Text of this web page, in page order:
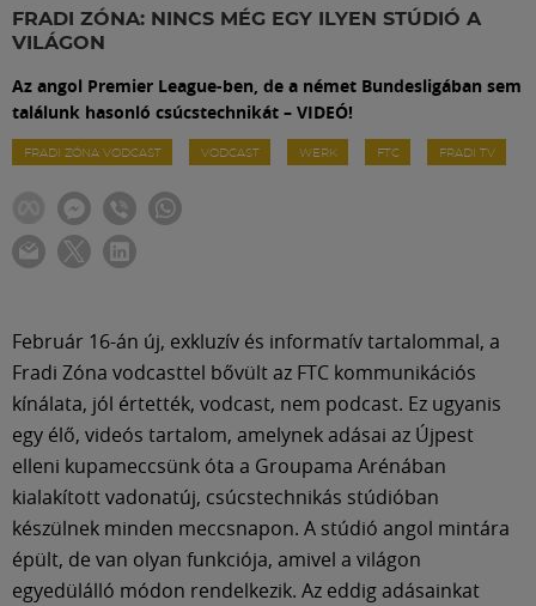
FRADI ZÓNA: NINCS MÉG EGY ILYEN STÚDIÓ A
VILÁGON
Az angol Premier League-ben, de a német Bundesligában sem
találunk hasonló csúcstechnikát – VIDEÓ!
FRADI ZÓNA VODCAST VODCAST WERK FTC FRADI TV
Február 16-án új, exkluzív és informatív tartalommal, a
Fradi Zóna vodcasttel bővült az FTC kommunikációs
kínálata, jól értették, vodcast, nem podcast. Ez ugyanis
egy élő, videós tartalom, amelynek adásai az Újpest
elleni kupameccsünk óta a Groupama Arénában
kialakított vadonatúj, csúcstechnikás stúdióban
készülnek minden meccsnapon. A stúdió angol mintára
épült, de van olyan funkciója, amivel a világon
egyedülálló módon rendelkezik. Az eddig adásainkat
Meccscenter
Klub
Shop
Közösség
Múzeum
English